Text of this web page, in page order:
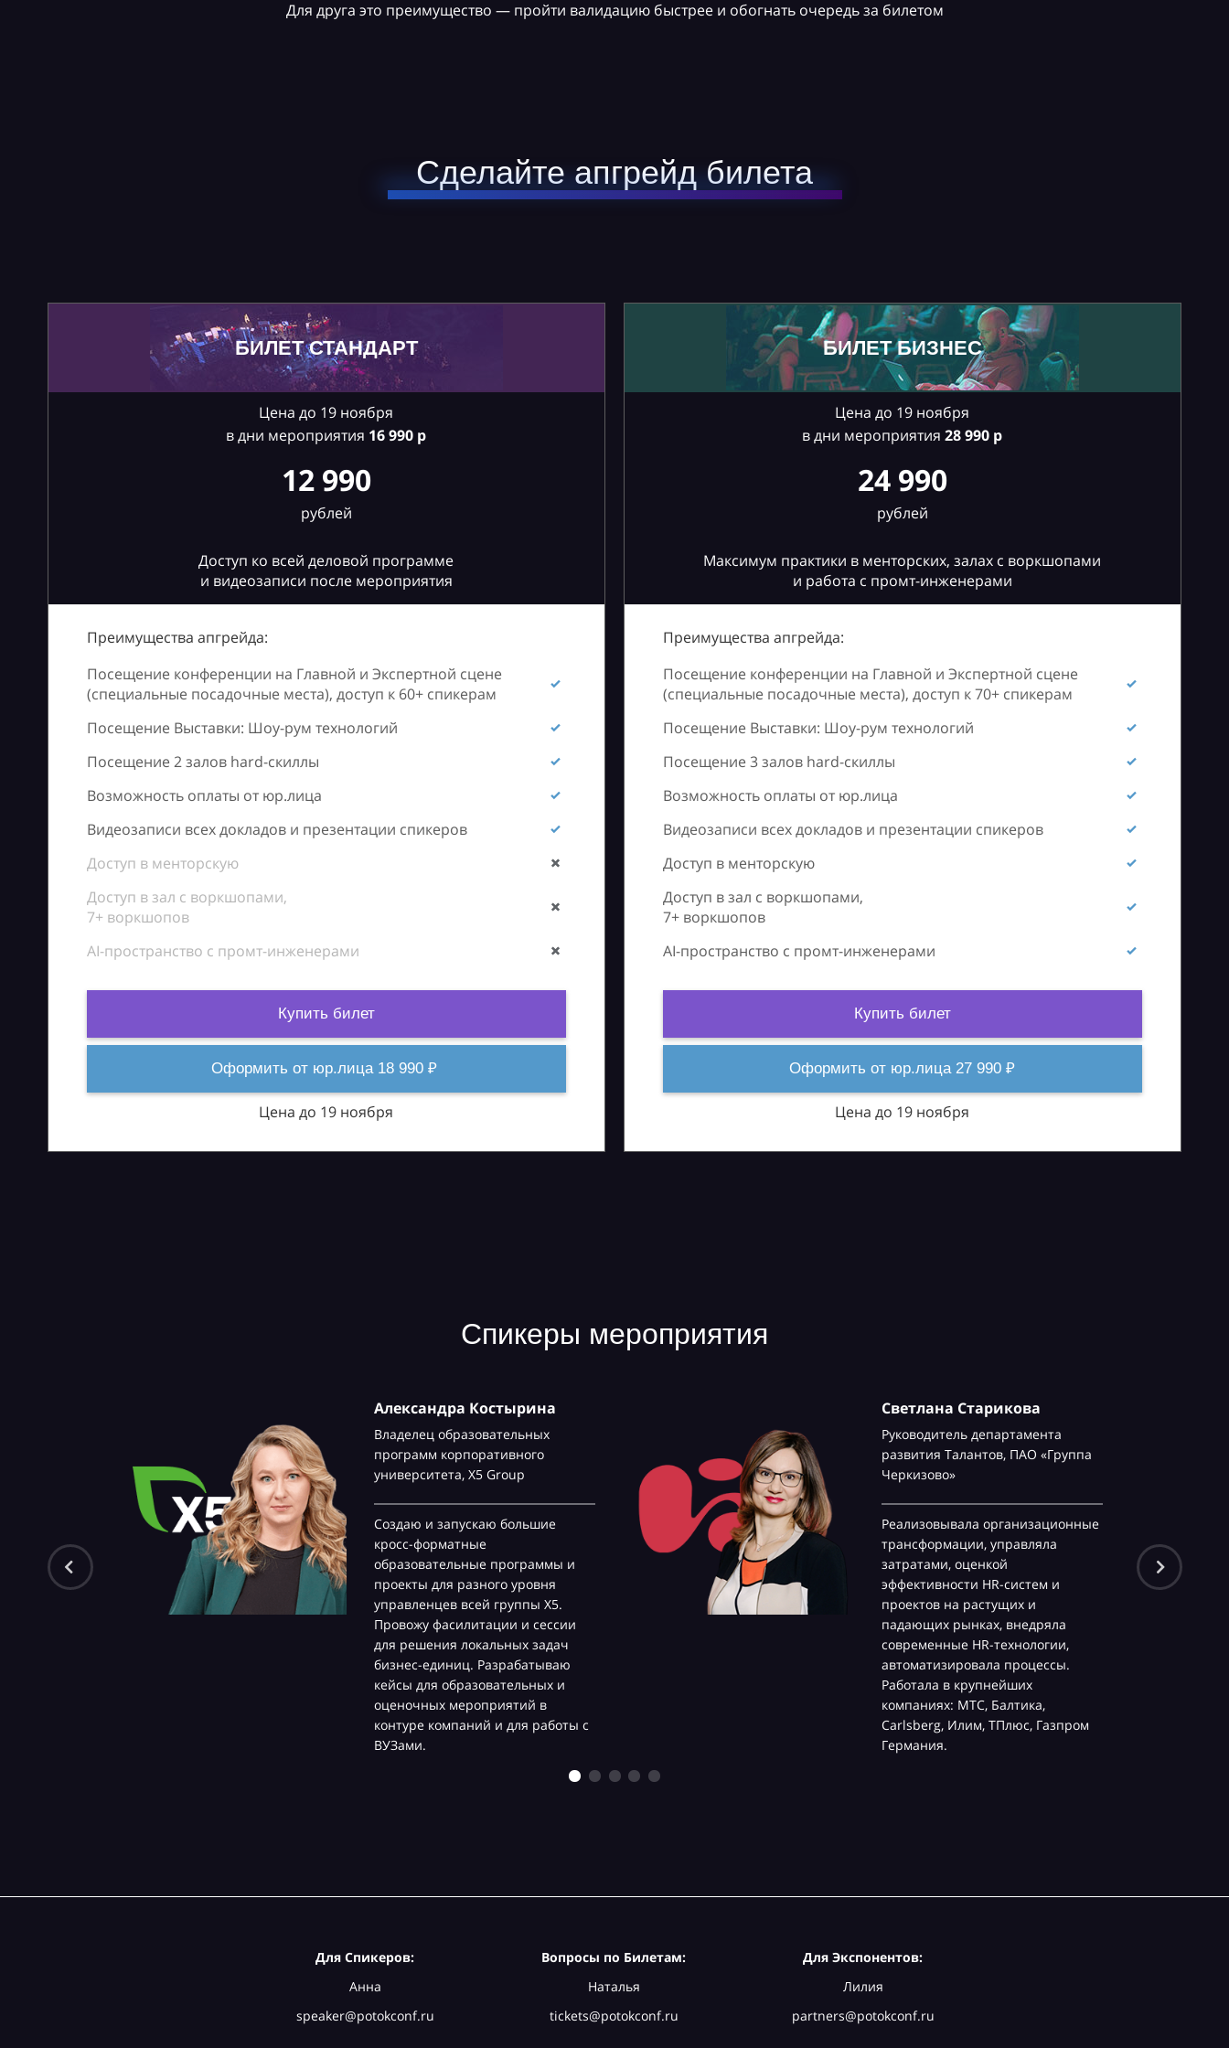
Для друга это преимущество — пройти валидацию быстрее и обогнать очередь за билетом
Сделайте апгрейд билета
БИЛЕТ СТАНДАРТ
Цена до 19 ноября
в дни мероприятия 16990 р
12 990
рублей
Доступ ко всей деловой программе
и видеозаписи после мероприятия
Преимущества апгрейда:
Посещение конференции на Главной и Экспертной сцене
(специальные посадочные места), доступ к 60+ спикерам
Посещение Выставки: Шоу-рум технологий
Посещение 2 залов hard-скиллы
Возможность оплаты от юр.лица
Видеозаписи всех докладов и презентации спикеров
Доступ в менторскую
Доступ в зал с воркшопами,
7+ воркшопов
AI-пространство с промт-инженерами
Купить билет
Оформить от юр.лица 18 990 ₽
Цена до 19 ноября
БИЛЕТ БИЗНЕС
Цена до 19 ноября
в дни мероприятия 28990 р
24 990
рублей
Максимум практики в менторских, залах с воркшопами
и работа с промт-инженерами
Преимущества апгрейда:
Посещение конференции на Главной и Экспертной сцене
(специальные посадочные места), доступ к 70+ спикерам
Посещение Выставки: Шоу-рум технологий
Посещение 3 залов hard-скиллы
Возможность оплаты от юр.лица
Видеозаписи всех докладов и презентации спикеров
Доступ в менторскую
Доступ в зал с воркшопами,
7+ воркшопов
AI-пространство с промт-инженерами
Купить билет
Оформить от юр.лица 27 990 ₽
Цена до 19 ноября
Спикеры мероприятия
Александра Костырина
Владелец образовательных
программ корпоративного
университета, Х5 Group
Создаю и запускаю большие
кросс-форматные
образовательные программы и
проекты для разного уровня
управленцев всей группы Х5.
Провожу фасилитации и сессии
для решения локальных задач
бизнес-единиц. Разрабатываю
кейсы для образовательных и
оценочных мероприятий в
контуре компаний и для работы с
ВУЗами.
Светлана Старикова
Руководитель департамента
развития Талантов, ПАО «Группа
Черкизово»
Реализовывала организационные
трансформации, управляла
затратами, оценкой
эффективности HR-систем и
проектов на растущих и
падающих рынках, внедряла
современные HR-технологии,
автоматизировала процессы.
Работала в крупнейших
компаниях: МТС, Балтика,
Carlsberg, Илим, ТПлюс, Газпром
Германия.
Для Спикеров:
Анна
speaker@potokconf.ru
Вопросы по Билетам:
Наталья
tickets@potokconf.ru
Для Экспонентов:
Лилия
partners@potokconf.ru